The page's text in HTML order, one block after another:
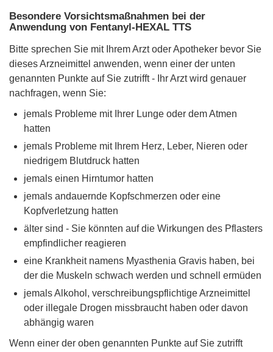
Besondere Vorsichtsmaßnahmen bei der
Anwendung von Fentanyl-HEXAL TTS
Bitte sprechen Sie mit Ihrem Arzt oder Apotheker bevor Sie
dieses Arzneimittel anwenden, wenn einer der unten
genannten Punkte auf Sie zutrifft - Ihr Arzt wird genauer
nachfragen, wenn Sie:
jemals Probleme mit Ihrer Lunge oder dem Atmen
hatten
jemals Probleme mit Ihrem Herz, Leber, Nieren oder
niedrigem Blutdruck hatten
jemals einen Hirntumor hatten
jemals andauernde Kopfschmerzen oder eine
Kopfverletzung hatten
älter sind - Sie könnten auf die Wirkungen des Pflasters
empfindlicher reagieren
eine Krankheit namens Myasthenia Gravis haben, bei
der die Muskeln schwach werden und schnell ermüden
jemals Alkohol, verschreibungspflichtige Arzneimittel
oder illegale Drogen missbraucht haben oder davon
abhängig waren
Wenn einer der oben genannten Punkte auf Sie zutrifft